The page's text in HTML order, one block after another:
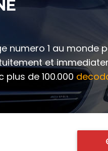
numero 1 au monde
et
de 100.000